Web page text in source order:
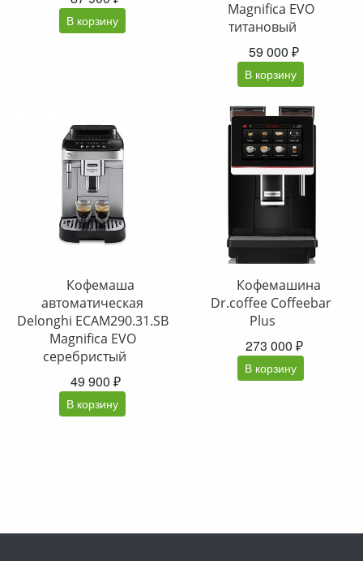
В корзину
Magnifica EVO
титановый
59 000 ₽
В корзину
Кофемаша
автоматическая
Delonghi ECAM290.31.SB
Magnifica EVO
серебристый
49 900 ₽
В корзину
Кофемашина
Dr.coffee Coffeebar
Plus
273 000 ₽
В корзину